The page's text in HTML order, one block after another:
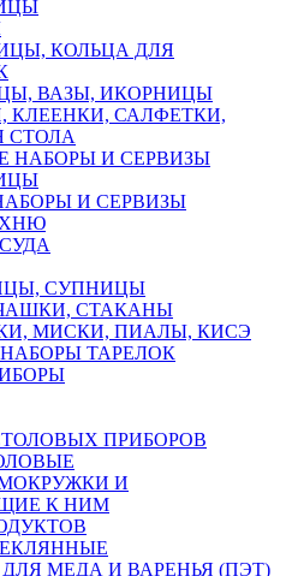
КОЛЬЦА ДЛЯ
ВАЗЫ, ИКОРНИЦЫ
КЛЕЕНКИ, САЛФЕТКИ,
СТОЛА
НАБОРЫ И СЕРВИЗЫ
И СЕРВИЗЫ
СУПНИЦЫ
СТАКАНЫ
МИСКИ, ПИАЛЫ, КИСЭ
ТАРЕЛОК
ПРИБОРОВ
И
К НИМ
МЕДА И ВАРЕНЬЯ (ПЭТ)